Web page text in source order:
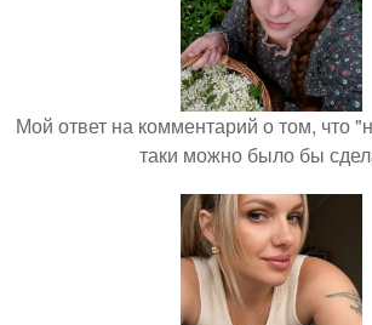
Мой ответ на комментарий о том, что
таки можно было бы